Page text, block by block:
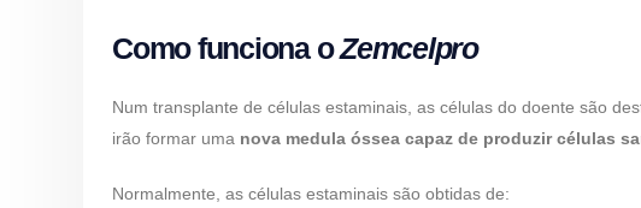
Como funciona oZemcelpro
Num transplante de células estaminais, as células do doente são
irão formar uma nova medula óssea capaz de produzir células
Normalmente, as células estaminais são obtidas de: